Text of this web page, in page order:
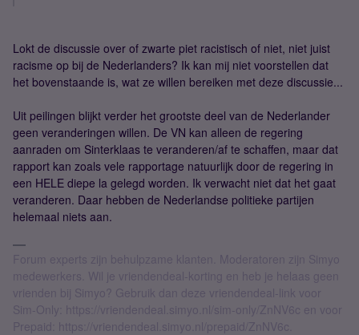
Lokt de discussie over of zwarte piet racistisch of niet, niet juist
racisme op bij de Nederlanders? Ik kan mij niet voorstellen dat
het bovenstaande is, wat ze willen bereiken met deze discussie...
Uit peilingen blijkt verder het grootste deel van de Nederlander
geen veranderingen willen. De VN kan alleen de regering
aanraden om Sinterklaas te veranderen/af te schaffen, maar dat
rapport kan zoals vele rapportage natuurlijk door de regering in
een HELE diepe la gelegd worden. Ik verwacht niet dat het gaat
veranderen. Daar hebben de Nederlandse politieke partijen
helemaal niets aan.
Forum experts zijn behulpzame klanten. Moderatoren zijn Simyo
medewerkers. Wil je vriendendeal-korting en heb je helaas geen
vrienden bij Simyo? Gebruik dan deze vriendendeal-link voor
Sim-Only: https://vriendendeal.simyo.nl/sim-only/ZnNV6c en voor
Prepaid: https://vriendendeal.simyo.nl/prepaid/ZnNV6c.